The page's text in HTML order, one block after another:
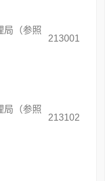
局（参照
213001
局（参照
213102